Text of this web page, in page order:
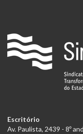
Escritório
Av. Paulista, 2439 - 8º